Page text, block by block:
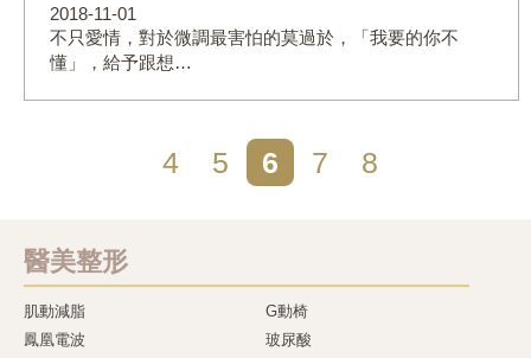
2018-11-01
不只愛情，對於微調最害怕的莫過於，「我要的你不
懂」，給予跟想…
4 5 6 7 8
醫美整形
肌動減脂
G動椅
鳳凰電波
玻尿酸